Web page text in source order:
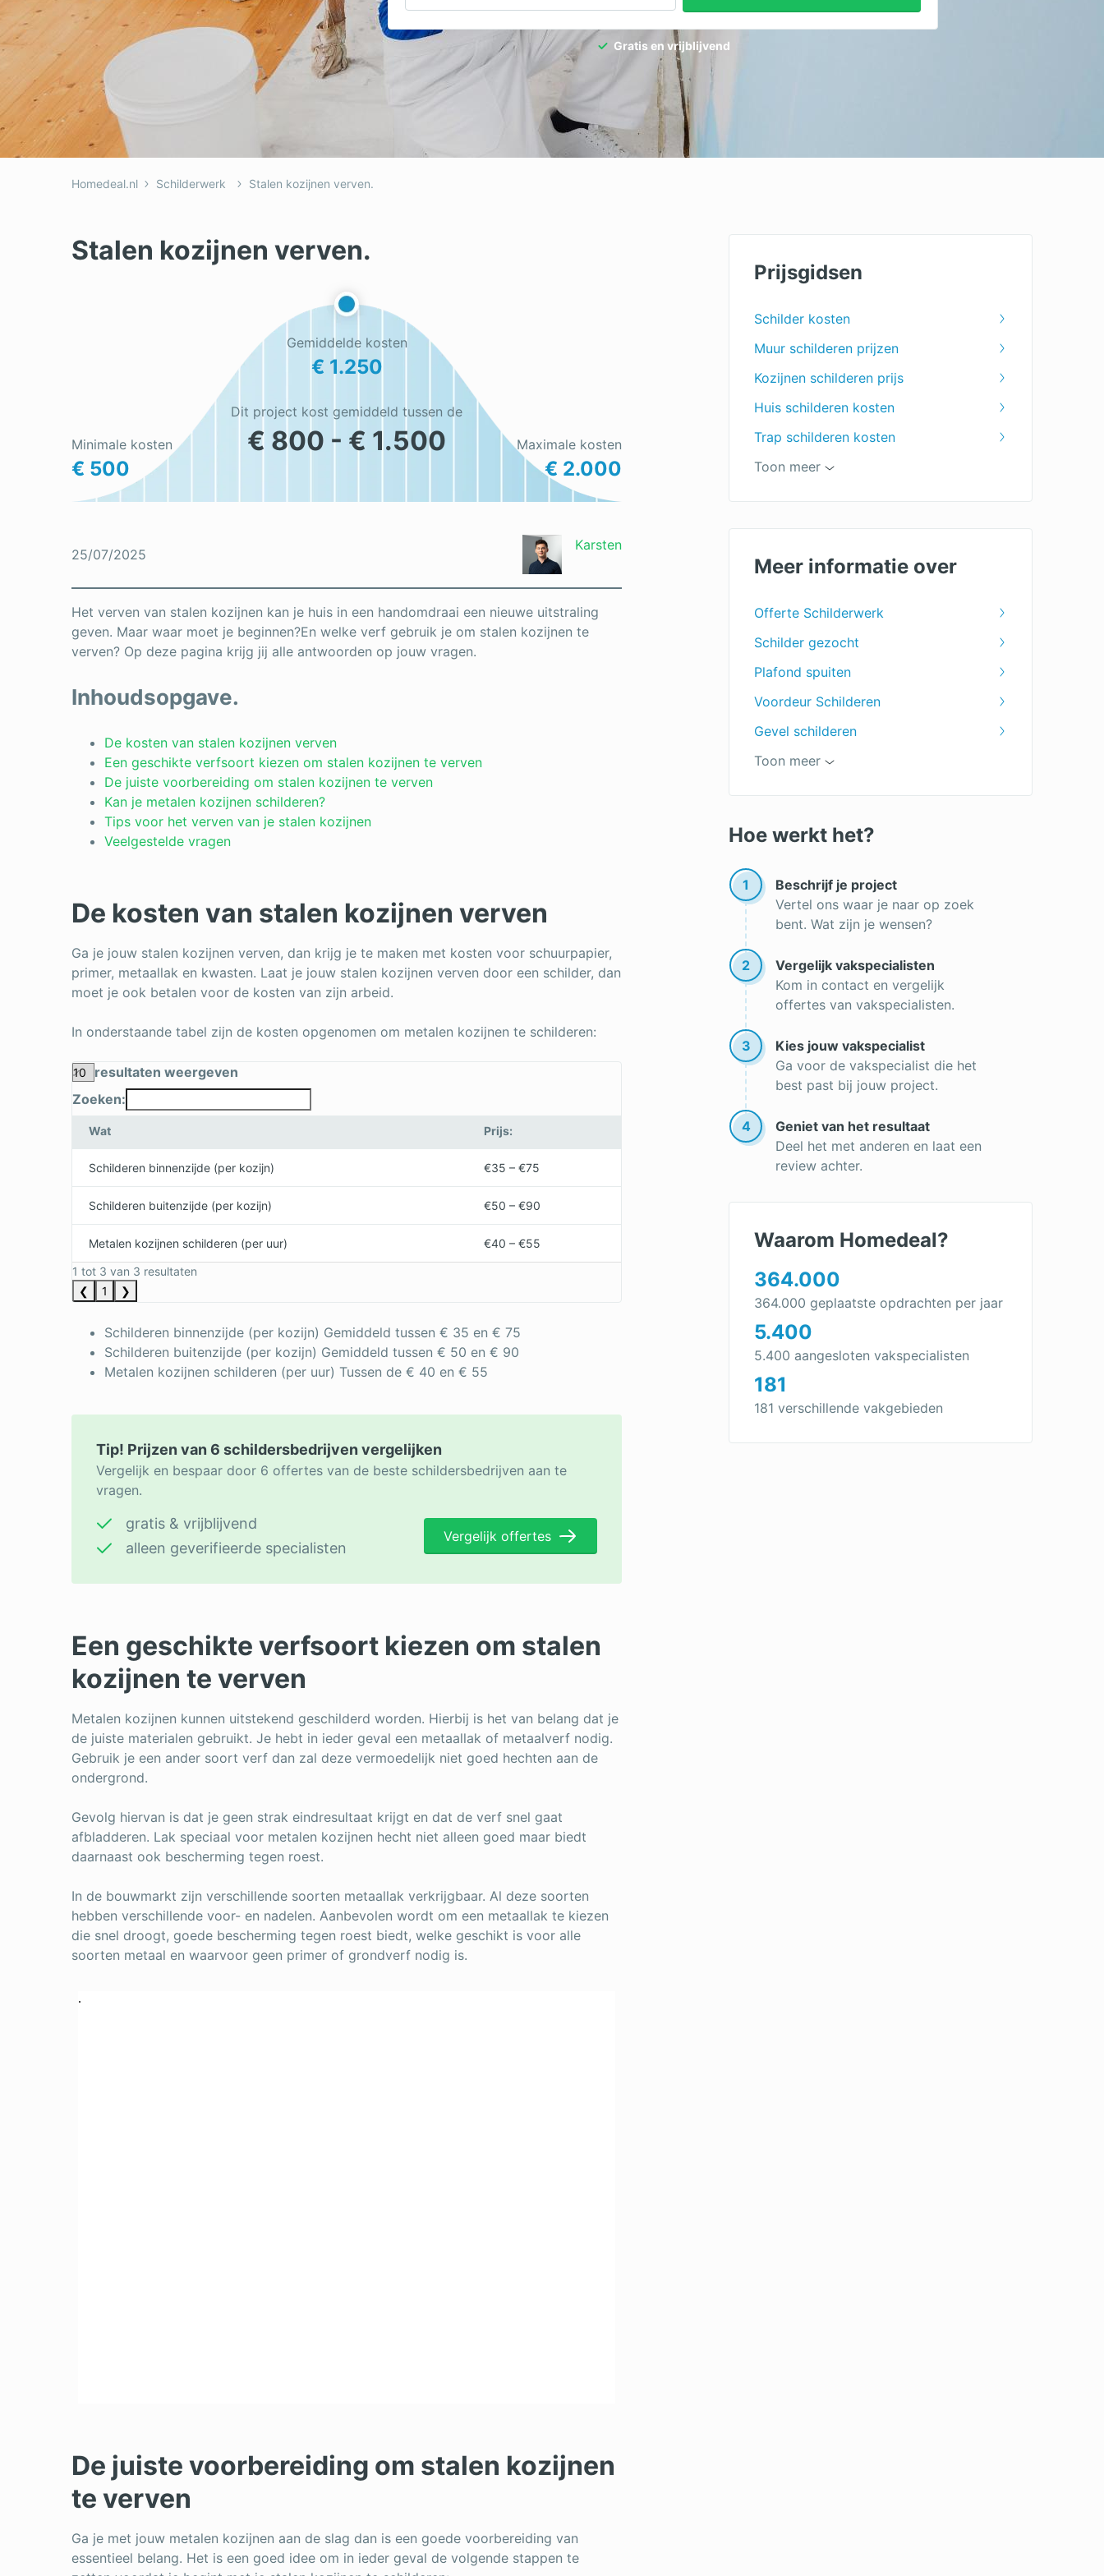
Dakkapel
Dakraam
Elektricien
Laadpalen
Loodgieter
Ongediertebestrijding
Tuinonderhoud
Ventilatie
Gratis en vrijblijvend
Homedeal.nl Schilderwerk Stalen kozijnen verven.
Stalen kozijnen verven.
Minimale kosten
€ 500
Gemiddelde kosten
€ 1.250
Maximale kosten
€ 2.000
Dit project kost gemiddeld tussen de
€ 800 - € 1.500
25/07/2025
Karsten
Het verven van stalen kozijnen kan je huis in een handomdraai een nieuwe uitstraling
geven. Maar waar moet je beginnen?En welke verf gebruik je om stalen kozijnen te
verven? Op deze pagina krijg jij alle antwoorden op jouw vragen.
Inhoudsopgave.
De kosten van stalen kozijnen verven
Een geschikte verfsoort kiezen om stalen kozijnen te verven
De juiste voorbereiding om stalen kozijnen te verven
Kan je metalen kozijnen schilderen?
Tips voor het verven van je stalen kozijnen
Veelgestelde vragen
De kosten van stalen kozijnen verven
Ga je jouw stalen kozijnen verven, dan krijg je te maken met kosten voor schuurpapier,
primer, metaallak en kwasten. Laat je jouw stalen kozijnen verven door een schilder, dan
moet je ook betalen voor de kosten van zijn arbeid.
In onderstaande tabel zijn de kosten opgenomen om metalen kozijnen te schilderen:
resultaten weergeven
Zoeken:
Wat Prijs:
Schilderen binnenzijde (per kozijn) €35 – €75
Schilderen buitenzijde (per kozijn) €50 – €90
Metalen kozijnen schilderen (per uur)
€40 – €55
1 tot 3 van 3 resultaten
❮
1 ❯
Schilderen binnenzijde (per kozijn) Gemiddeld tussen € 35 en € 75
Schilderen buitenzijde (per kozijn) Gemiddeld tussen € 50 en € 90
Metalen kozijnen schilderen (per uur) Tussen de € 40 en € 55
Tip! Prijzen van 6 schildersbedrijven vergelijken
Vergelijk en bespaar door 6 offertes van de beste schildersbedrijven aan te
vragen.
gratis & vrijblijvend
alleen geverifieerde specialisten
Vergelijk offertes
Een geschikte verfsoort kiezen om stalen
kozijnen te verven
Metalen kozijnen kunnen uitstekend geschilderd worden. Hierbij is het van belang dat je
de juiste materialen gebruikt. Je hebt in ieder geval een metaallak of metaalverf nodig.
Gebruik je een ander soort verf dan zal deze vermoedelijk niet goed hechten aan de
ondergrond.
Gevolg hiervan is dat je geen strak eindresultaat krijgt en dat de verf snel gaat
afbladderen. Lak speciaal voor metalen kozijnen hecht niet alleen goed maar biedt
daarnaast ook bescherming tegen roest.
In de bouwmarkt zijn verschillende soorten metaallak verkrijgbaar. Al deze soorten
hebben verschillende voor- en nadelen. Aanbevolen wordt om een metaallak te kiezen
die snel droogt, goede bescherming tegen roest biedt, welke geschikt is voor alle
soorten metaal en waarvoor geen primer of grondverf nodig is.
De juiste voorbereiding om stalen kozijnen
te verven
Ga je met jouw metalen kozijnen aan de slag dan is een goede voorbereiding van
essentieel belang. Het is een goed idee om in ieder geval de volgende stappen te
Prijsgidsen
Schilder kosten
Muur schilderen prijzen
Kozijnen schilderen prijs
Huis schilderen kosten
Trap schilderen kosten
Kosten winterschilder
Plafond schilderen kosten
Buitenschilder kosten
Woonkamer schilderen kosten
Deuren schilderen kosten
Dakkapel schilderen prijs
Toon meer
Meer informatie over
Offerte Schilderwerk
Schilder gezocht
Plafond spuiten
Voordeur Schilderen
Gevel schilderen
Plafond in de badkamer verven
Btw schilderwerk
Muren spuiten
Trapgat schilderen
Keukenkastjes verven
Wanneer schilderen
Goedkope schilder
Schildersbedrijf
Onderhoudscontract
Toon meer
Hoe werkt het?
1
Beschrijf je project
Vertel ons waar je naar op zoek
bent. Wat zijn je wensen?
2
Vergelijk vakspecialisten
Kom in contact en vergelijk
offertes van vakspecialisten.
3
Kies jouw vakspecialist
Ga voor de vakspecialist die het
best past bij jouw project.
4
Geniet van het resultaat
Deel het met anderen en laat een
review achter.
Waarom Homedeal?
364.000
364.000 geplaatste opdrachten per jaar
5.400
5.400 aangesloten vakspecialisten
181
181 verschillende vakgebieden